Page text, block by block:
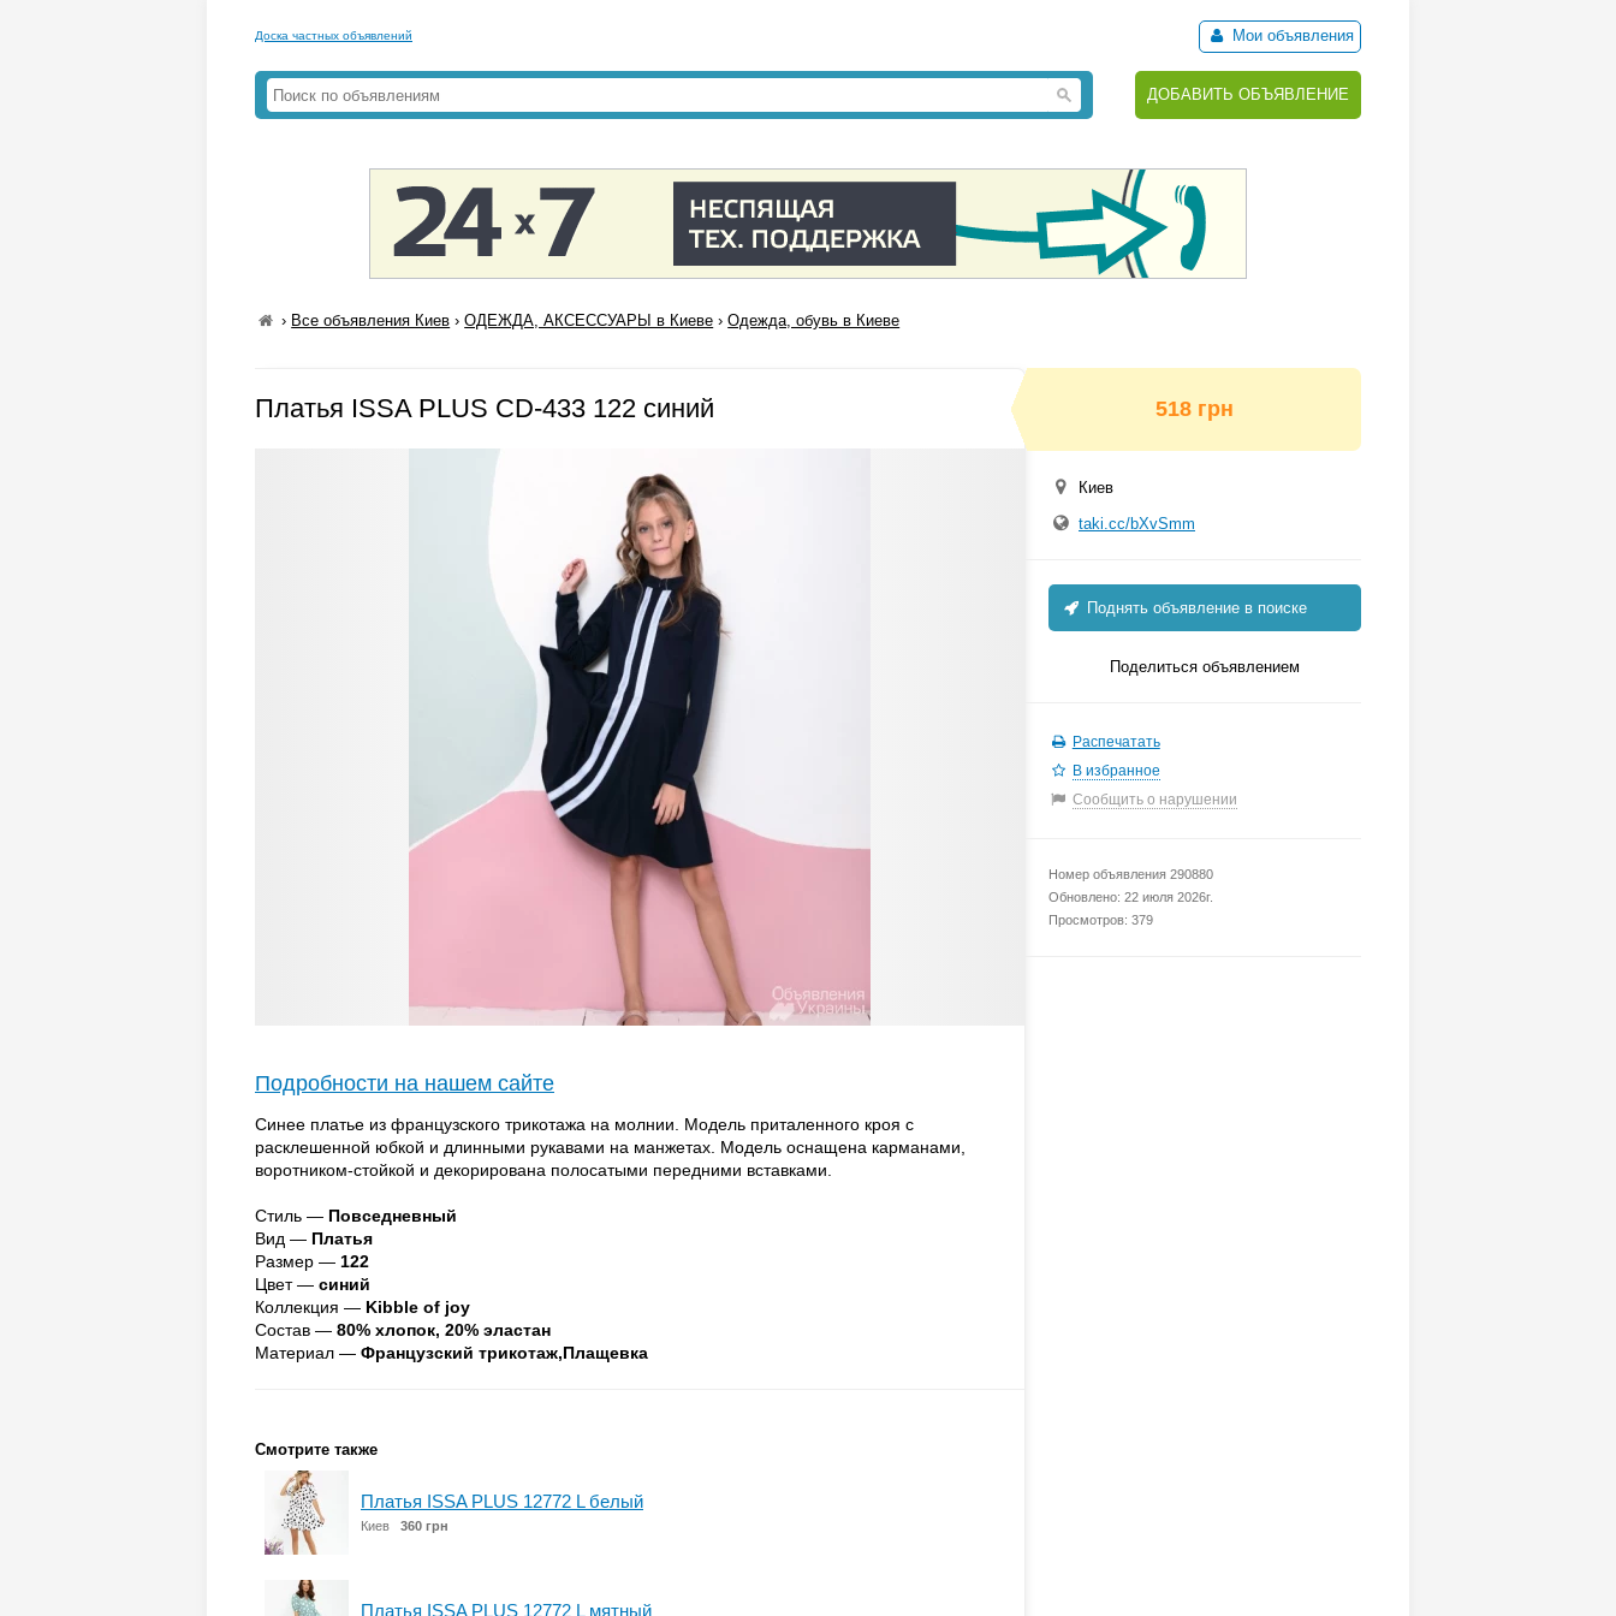
Доска частных объявлений Мои объявления
ДОБАВИТЬ ОБЪЯВЛЕНИЕ
› Все объявления Киев ›ОДЕЖДА, АКСЕССУАРЫ в Киеве ›Одежда, обувь в Киеве
Платья ISSA PLUS CD-433 122 синий
Подробности на нашем сайте
Синее платье из французского трикотажа на молнии. Модель приталенного кроя с
расклешенной юбкой и длинными рукавами на манжетах. Модель оснащена карманами,
воротником-стойкой и декорирована полосатыми передними вставками.
Стиль — Повседневный
Вид — Платья
Размер — 122
Цвет — синий
Коллекция — Kibble of joy
Состав — 80% хлопок, 20% эластан
Материал — Французский трикотаж,Плащевка
Смотрите также
Платья ISSA PLUS 12772 L белый
Киев 360 грн
Платья ISSA PLUS 12772 L мятный
518 грн
Киев
taki.cc/bXvSmm
Поднять объявление в поиске
Поделиться объявлением
Распечатать
В избранное
Сообщить о нарушении
Номер объявления 290880
Обновлено: 22 июля 2026г.
Просмотров: 379